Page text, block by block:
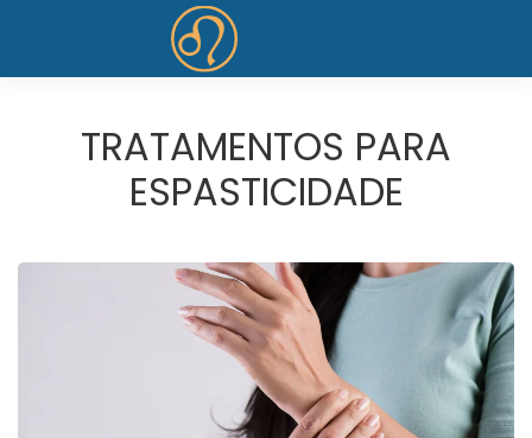
Skip to main content
TRATAMENTOS PARA
ESPASTICIDADE